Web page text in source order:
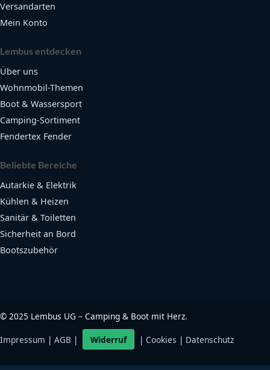
Versandarten
Mein Konto
Lembus entdecken
Über uns
Wohnmobil-Themen
Boot & Wassersport
Camping-Sortiment
Fendertex Fender
Beliebte Bereiche
Autarkie & Elektrik
Kühlen & Heizen
Sanitär & Toiletten
Sicherheit an Bord
Bootszubehör
© 2025 Lembus UG – Camping & Boot mit Herz.
Impressum | AGB | Widerruf | Cookies | Datenschutz